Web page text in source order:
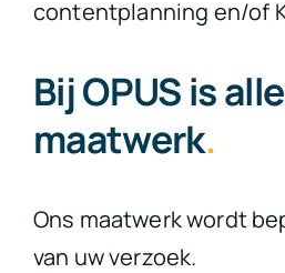
contentplanning en/of
Bij OPUS is
maatwerk.
Ons maatwerk wordt
van uw verzoek.